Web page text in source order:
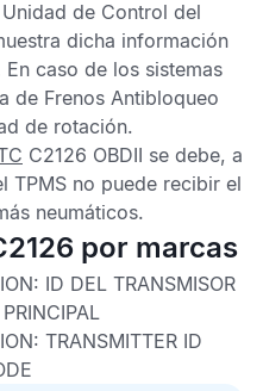
Unidad de Control del
dicha información
caso de los sistemas
de Frenos Antibloqueo
de rotación.
C2126 OBDII se debe, a
TPMS no puede recibir el
neumáticos.
por marcas
ID DEL TRANSMISOR
TRANSMITTER ID